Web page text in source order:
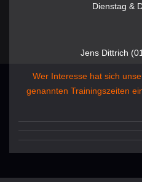
Dienstag &
Jens Dittrich
Wer Interesse hat sich
genannten Trainingszeiten